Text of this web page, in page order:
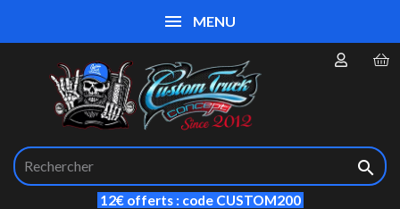

12€ offerts : code CUSTOM200
MENU